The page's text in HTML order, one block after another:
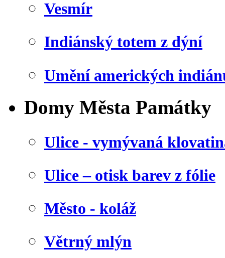
Vesmír
Indiánský totem z dýní
Umění amerických
Domy Města Památky
Ulice - vymývaná
Ulice – otisk barev z fólie
Město - koláž
Větrný mlýn